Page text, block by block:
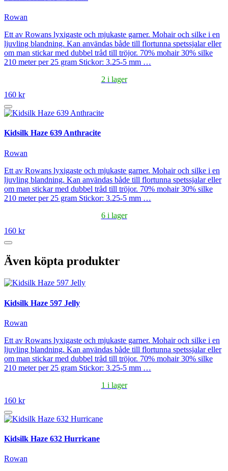
Rowan
Ett av Rowans lyxigaste och mjukaste garner. Mohair och silke i en
ljuvling blandning. Kan användas både till flortunna spetssjalar eller
om man stickar med dubbel tråd till tröjor. 70% mohair 30% silke
210 meter per 25 gram Stickor: 3.25-5 mm …
2 i lager
160 kr
Kidsilk Haze 639 Anthracite
Rowan
Ett av Rowans lyxigaste och mjukaste garner. Mohair och silke i en
ljuvling blandning. Kan användas både till flortunna spetssjalar eller
om man stickar med dubbel tråd till tröjor. 70% mohair 30% silke
210 meter per 25 gram Stickor: 3.25-5 mm …
6 i lager
160 kr
Även köpta produkter
Kidsilk Haze 597 Jelly
Rowan
Ett av Rowans lyxigaste och mjukaste garner. Mohair och silke i en
ljuvling blandning. Kan användas både till flortunna spetssjalar eller
om man stickar med dubbel tråd till tröjor. 70% mohair 30% silke
210 meter per 25 gram Stickor: 3.25-5 mm …
1 i lager
160 kr
Kidsilk Haze 632 Hurricane
Rowan